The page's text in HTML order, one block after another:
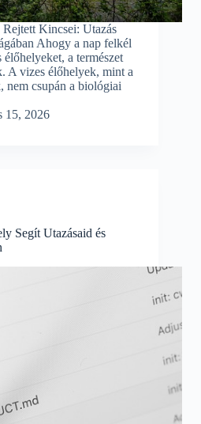
Kincsei: Utazás
Ahogy a nap felkél
a természet
A vizes élőhelyek, mint a
nem csupán a biológiai
15, 2026
Segít Utazásaid és